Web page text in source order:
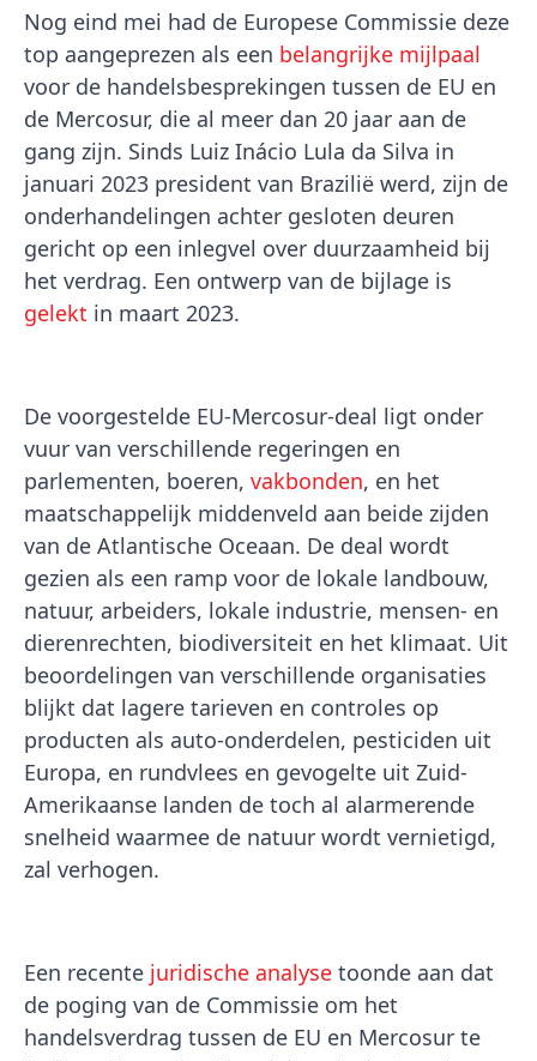
Nog eind mei had de Europese Commissie deze
top aangeprezen als een belangrijke mijlpaal
voor de handelsbesprekingen tussen de EU en
de Mercosur, die al meer dan 20 jaar aan de
gang zijn. Sinds Luiz Inácio Lula da Silva in
januari 2023 president van Brazilië werd, zijn de
onderhandelingen achter gesloten deuren
gericht op een inlegvel over duurzaamheid bij
het verdrag. Een ontwerp van de bijlage is
gelekt in maart 2023.
De voorgestelde EU-Mercosur-deal ligt onder
vuur van verschillende regeringen en
parlementen, boeren, vakbonden, en het
maatschappelijk middenveld aan beide zijden
van de Atlantische Oceaan. De deal wordt
gezien als een ramp voor de lokale landbouw,
natuur, arbeiders, lokale industrie, mensen- en
dierenrechten, biodiversiteit en het klimaat. Uit
beoordelingen van verschillende organisaties
blijkt dat lagere tarieven en controles op
producten als auto-onderdelen, pesticiden uit
Europa, en rundvlees en gevogelte uit Zuid-
Amerikaanse landen de toch al alarmerende
snelheid waarmee de natuur wordt vernietigd,
zal verhogen.
Een recente juridische analyse toonde aan dat
de poging van de Commissie om het
handelsverdrag tussen de EU en Mercosur te